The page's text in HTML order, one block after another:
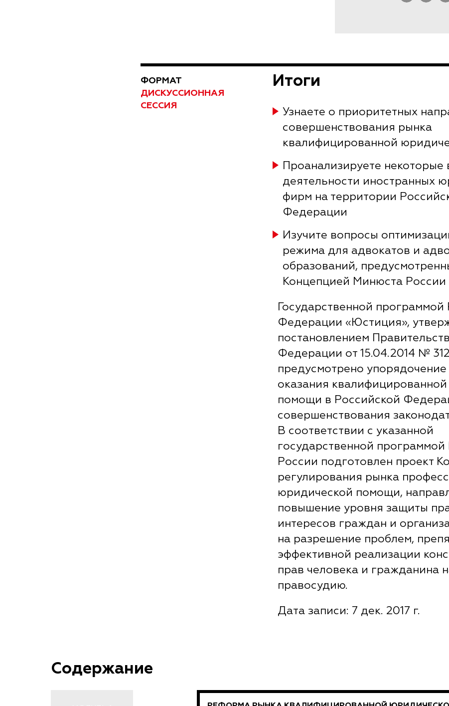
ФОРМАТ
ДИСКУССИОННАЯ
СЕССИЯ
Итоги
Узнаете о приоритетных
совершенствования рынка
квалифицированной
Проанализируете некоторые
деятельности иностранных
фирм на территории
Федерации
Изучите вопросы
режима для адвокатов и
образований,
Концепцией Минюста России
Государственной программой
Федерации «Юстиция»,
постановлением
Федерации от 15.04.2014 №
предусмотрено упорядочение
оказания
помощи в Российской
совершенствования
В соответствии с указанной
государственной
России подготовлен проект
регулирования рынка
юридической помощи,
повышение уровня защиты
интересов граждан и
на разрешение проблем,
эффективной реализации
прав человека и гражданина
правосудию.
Дата записи: 7 дек. 2017 г.
Содержание